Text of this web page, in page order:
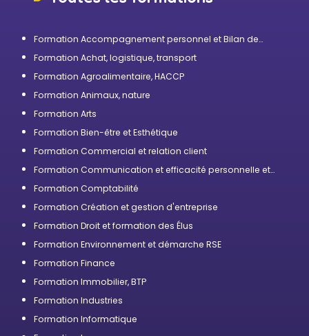
Formation Accompagnement personnel et Bilan de
Formation Achat, logistique, transport
Formation Agroalimentaire, HACCP
Formation Animaux, nature
Formation Arts
Formation Bien-être et Esthétique
Formation Commercial et relation client
Formation Communication et efficacité personnelle et
Formation Comptabilité
Formation Création et gestion d'entreprise
Formation Droit et formation des Élus
Formation Environnement et démarche RSE
Formation Finance
Formation Immobilier, BTP
Formation Industries
Formation Informatique